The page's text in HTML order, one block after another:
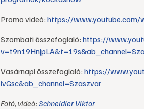
Promo videó: https://www.youtube.com/
Szombati összefoglaló: https://
Vasárnapi összefoglaló: https://
ivGsc&ab_channel=Szaszvar
Fotó, videó:Schneidler Viktor